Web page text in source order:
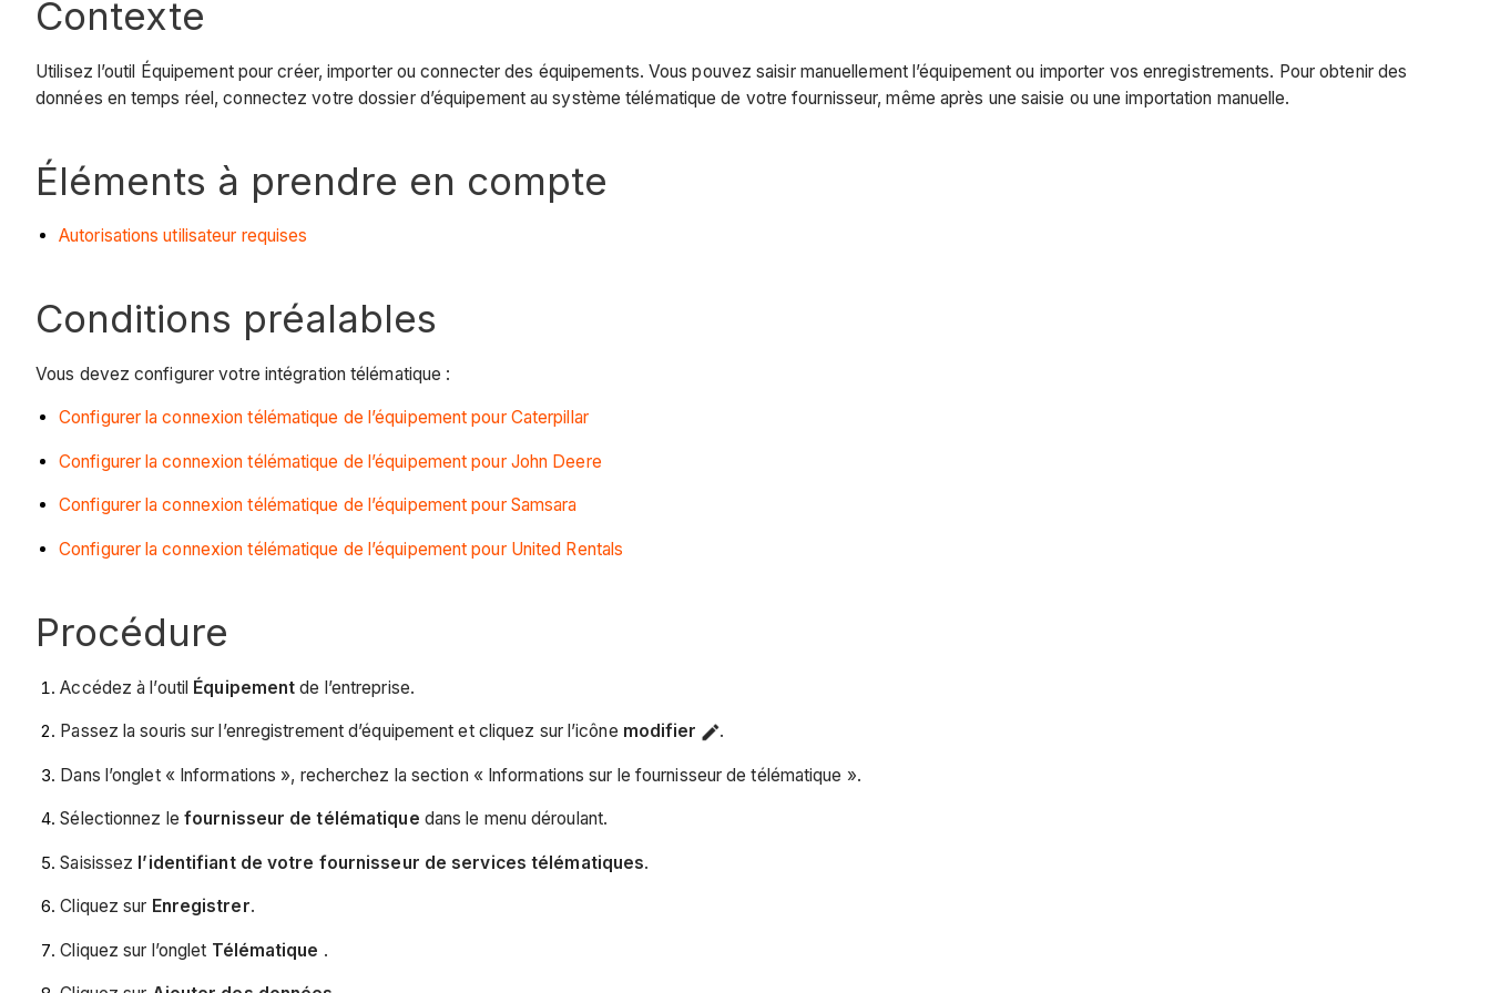
Contexte
Utilisez l’outil Équipement pour créer, importer ou connecter des équipements. Vous pouvez saisir manuellement l’équipement ou importer vos enregistrements. Pour obtenir des
données en temps réel, connectez votre dossier d’équipement au système télématique de votre fournisseur, même après une saisie ou une importation manuelle.
Éléments à prendre en compte
Autorisations utilisateur requises
Conditions préalables
Vous devez configurer votre intégration télématique :
Configurer la connexion télématique de l’équipement pour Caterpillar
Configurer la connexion télématique de l’équipement pour John Deere
Configurer la connexion télématique de l’équipement pour Samsara
Configurer la connexion télématique de l’équipement pour United Rentals
Procédure
Accédez à l’outil Équipement de l’entreprise.
Passez la souris sur l’enregistrement d’équipement et cliquez sur l’icône modifier .
Dans l’onglet « Informations », recherchez la section « Informations sur le fournisseur de télématique ».
Sélectionnez le fournisseur de télématique dans le menu déroulant.
Saisissez l’identifiant de votre fournisseur de services télématiques.
Cliquez sur Enregistrer.
Cliquez sur l’onglet Télématique .